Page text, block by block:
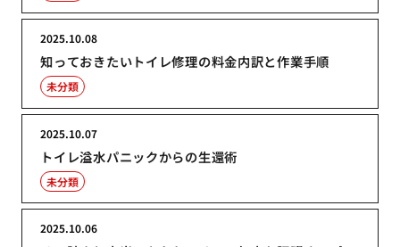
知っておきたいトイレ修理の料金内訳と作業手順
2025.10.08
未分類
トイレ溢水パニックからの生還術
2025.10.07
未分類
2025.10.06